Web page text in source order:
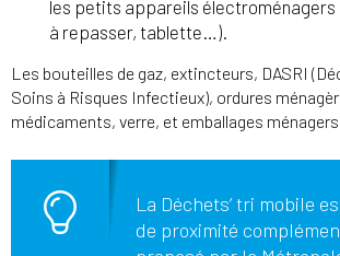
les petits appareils
à repasser, tablette…).
Les bouteilles de gaz, extincteurs, DASRI
Soins à Risques Infectieux), ordures
médicaments, verre, et emballages
La Déchets’ tri mobile
de proximité